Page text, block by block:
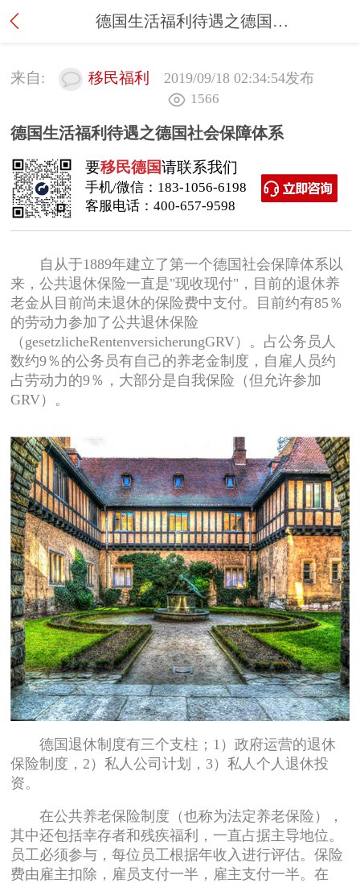
德国生活福利待遇之德国社会保障体系
来自: 移民福利 2019/09/18 02:34:54发布
1566
德国生活福利待遇之德国社会保障体系
要移民德国请联系我们
手机/微信： 183-1056-6198
客服电话： 400-657-9598
自从于1889年建立了第一个德国社会保障体系以
来，公共退休保险一直是"现收现付"，目前的退休养
老金从目前尚未退休的保险费中支付。目前约有85％
的劳动力参加了公共退休保险
（gesetzlicheRentenversicherungGRV）。占公务员人
数约9％的公务员有自己的养老金制度，自雇人员约
占劳动力的9％，大部分是自我保险（但允许参加
GRV）。
德国退休制度有三个支柱；1）政府运营的退休
保险制度，2）私人公司计划，3）私人个人退休投
资。
在公共养老保险制度（也称为法定养老保险），
其中还包括幸存者和残疾福利，一直占据主导地位。
员工必须参与，每位员工根据年收入进行评估。保险
费由雇主扣除，雇员支付一半，雇主支付一半。在